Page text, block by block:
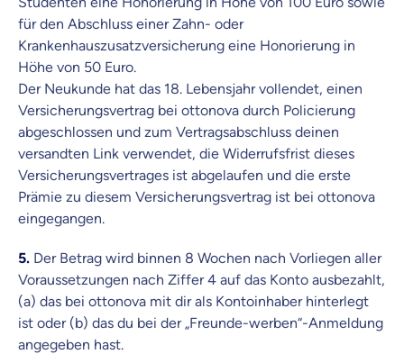
für den Abschluss einer Zahn- oder
Krankenhauszusatzversicherung eine Honorierung in
Höhe von 50 Euro.
Der Neukunde hat das 18. Lebensjahr vollendet, einen
Versicherungsvertrag bei ottonova durch Policierung
abgeschlossen und zum Vertragsabschluss deinen
versandten Link verwendet, die Widerrufsfrist dieses
Versicherungsvertrages ist abgelaufen und die erste
Prämie zu diesem Versicherungsvertrag ist bei ottonova
eingegangen.
5. Der Betrag wird binnen 8 Wochen nach Vorliegen aller
Voraussetzungen nach Ziffer 4 auf das Konto ausbezahlt,
(a) das bei ottonova mit dir als Kontoinhaber hinterlegt
ist oder (b) das du bei der „Freunde-werben“-Anmeldung
angegeben hast.